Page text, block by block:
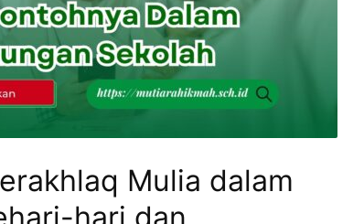
Mulia dalam